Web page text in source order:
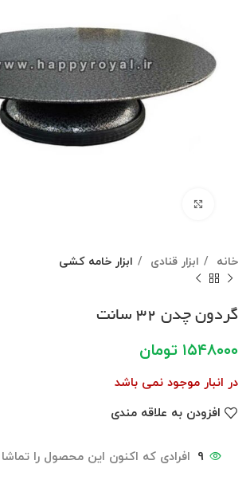
خانه ابزار قنادی ابزار خامه کشی
گردون چدن ۳۲ سانت
۱۵۴۸۰۰۰ تومان
در انبار موجود نمی باشد
افزودن به علاقه مندی
9 افرادی که اکنون این محصول را